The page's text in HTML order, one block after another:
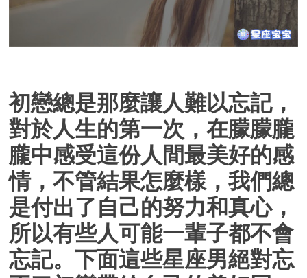
初戀總是那麼讓人難以忘記，
對於人生的第一次，在朦朦朧
朧中感受這份人間最美好的感
情，不管結果怎麼樣，我們總
是付出了自己的努力和真心，
所以有些人可能一輩子都不會
忘記。下面這些星座男絕對忘